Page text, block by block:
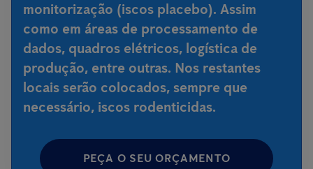
monitorização (iscos placebo). Assim
como em áreas de processamento de
dados, quadros elétricos, logística de
produção, entre outras. Nos restantes
locais serão colocados, sempre que
necessário, iscos rodenticidas.
PEÇA O SEU ORÇAMENTO